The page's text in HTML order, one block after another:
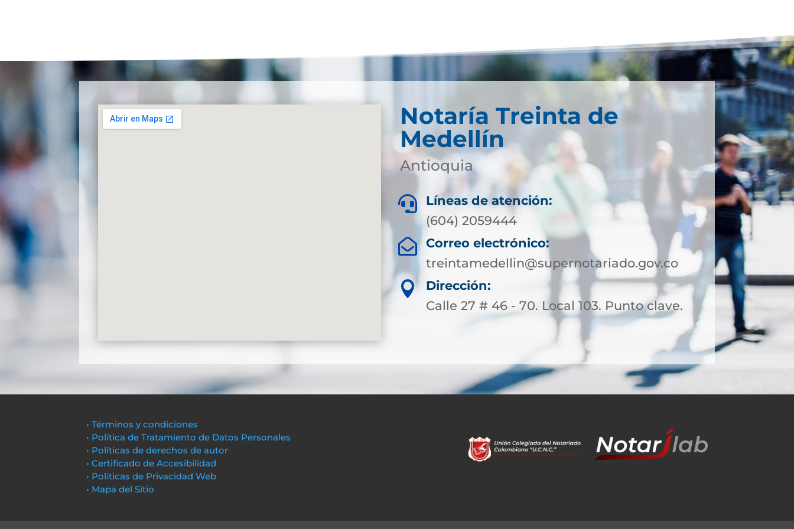
Notaría Treinta de
Medellín
Antioquia

Líneas de atención:
(604) 2059444

Correo electrónico:
treintamedellin@supernotariado.gov.co

Dirección:
Calle 27 # 46 - 70. Local 103. Punto clave.
• Términos y condiciones
• Política de Tratamiento de Datos Personales
• Políticas de derechos de autor
• Certificado de Accesibilidad
• Políticas de Privacidad Web
• Mapa del Sitio